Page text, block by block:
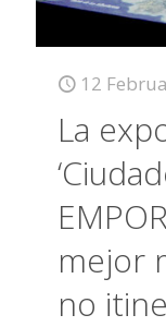
12
La
mejor
no